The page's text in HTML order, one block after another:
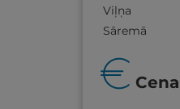
Viļņa
Sāremā
Cena